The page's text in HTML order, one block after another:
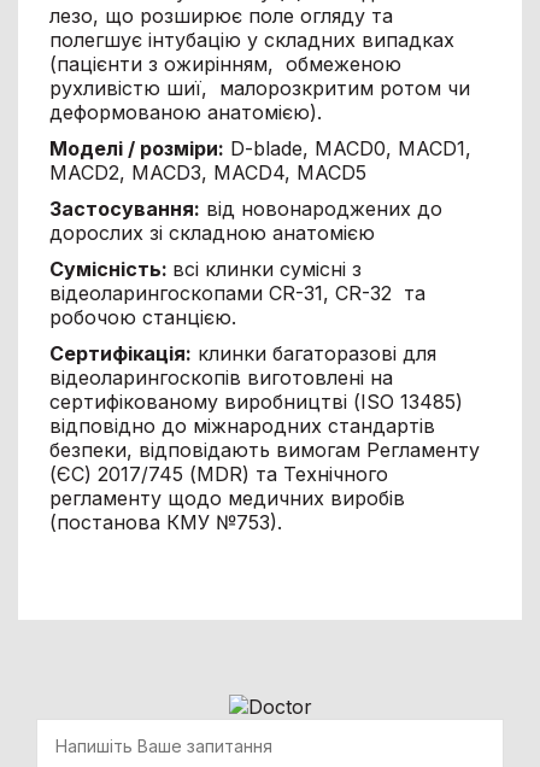
лезо, що розширює поле огляду та
полегшує інтубацію у складних випадках
(пацієнти з ожирінням, обмеженою
рухливістю шиї, малорозкритим ротом чи
деформованою анатомією).
Моделі / розміри: D-blade, MACD0, MACD1,
MACD2, MACD3, MACD4, MACD5
Застосування: від новонароджених до
дорослих зі складною анатомією
Сумісність: всі клинки сумісні з
відеоларингоскопами CR-31, CR-32 та
робочою станцією.
Сертифікація: клинки багаторазові для
відеоларингоскопів виготовлені на
сертифікованому виробництві (ISO 13485)
відповідно до міжнародних стандартів
безпеки, відповідають вимогам Регламенту
(ЄС) 2017/745 (MDR) та Технічного
регламенту щодо медичних виробів
(постанова КМУ №753).